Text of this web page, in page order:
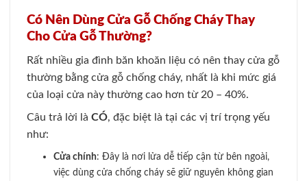
Có Nên Dùng Cửa Gỗ Chống Cháy Thay
Cho Cửa Gỗ Thường?
Rất nhiều gia đình băn khoăn liệu có nên thay cửa gỗ
thường bằng cửa gỗ chống cháy, nhất là khi mức giá
của loại cửa này thường cao hơn từ 20 – 40%.
Câu trả lời là CÓ, đặc biệt là tại các vị trí trọng yếu
như:
Cửa chính: Đây là nơi lửa dễ tiếp cận từ bên ngoài,
việc dùng cửa chống cháy sẽ giữ nguyên không gian